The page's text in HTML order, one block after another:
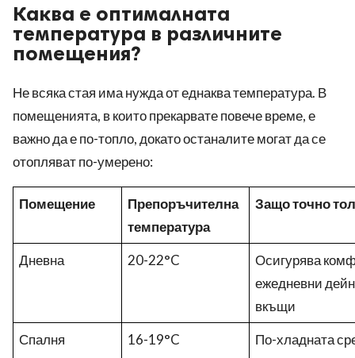
Каква е оптималната
температура в различните
помещения?
Не всяка стая има нужда от еднаква температура. В
помещенията, в които прекарвате повече време, е
важно да е по-топло, докато останалите могат да се
отопляват по-умерено:
Помещение
Препоръчителна
температура
Защо точно
Дневна 20-22°C
Осигурява
ежедневни
вкъщи
Спалня
16-19°C
По-хладната